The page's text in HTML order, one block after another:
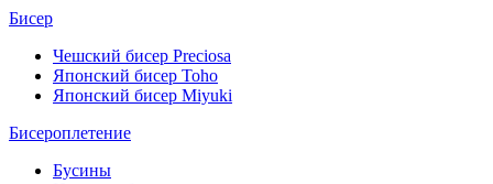
Бисер
Чешский бисер Preciosa
Японский бисер Toho
Японский бисер Miyuki
Бисероплетение
Бусины